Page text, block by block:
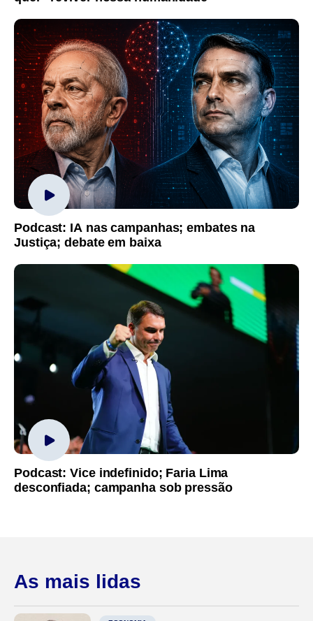
Podcast: IA nas campanhas; embates na
Justiça; debate em baixa
Podcast: Vice indefinido; Faria Lima
desconfiada; campanha sob pressão
As mais lidas